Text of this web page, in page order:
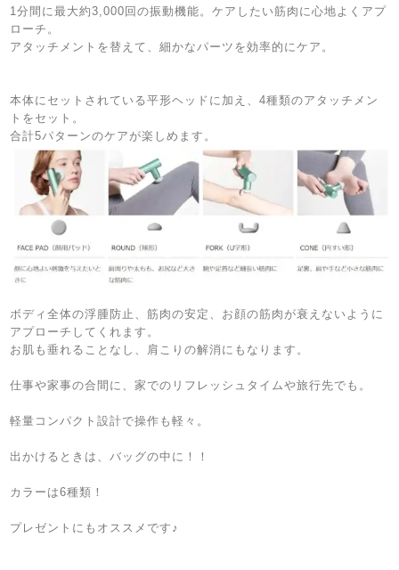
1分間に最大約3,000回の振動機能。ケアしたい筋肉に心地よくアプ
ローチ。
アタッチメントを替えて、細かなパーツを効率的にケア。
本体にセットされている平形ヘッドに加え、4種類のアタッチメン
トをセット。
合計5パターンのケアが楽しめます。
ボディ全体の浮腫防止、筋肉の安定、お顔の筋肉が衰えないように
アプローチしてくれます。
お肌も垂れることなし、 肩こりの解消にもなります。
仕事や家事の合間に、家でのリフレッシュタイムや旅行先でも。
軽量コンパクト設計で操作も軽々。
出かけるときは、バッグの中に！！
カラーは6種類！
プレゼントにもオススメです♪